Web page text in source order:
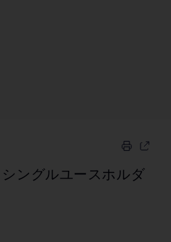
シングルユースホルダ